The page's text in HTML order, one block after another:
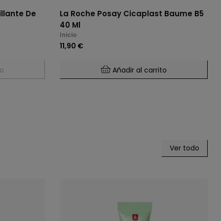
De
La Roche Posay Cicaplast Baume B5
40 Ml
Inicio
11,90 €
Añadir al carrito
Ver todo